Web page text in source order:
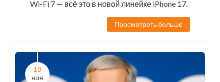
Wi-Fi 7 — всё это в новой линейке iPhone 17.
Просмотреть больше
18
ноя